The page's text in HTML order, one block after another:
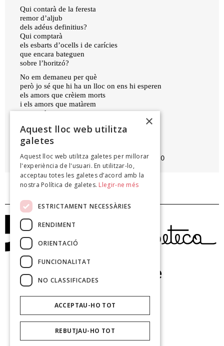
Qui contarà de la feresta
remor d’aljub
dels adéus definitius?
Qui comptarà
els esbarts d’ocells i de carícies
que encara bateguen
sobre l’horitzó?
No em demaneu per què
però jo sé que hi ha un lloc on ens hi esperen
els amors que crèiem morts
i els amors que matàrem
ens perdonen
Guillem d'Efak. Selecció de Cançons (CD), 2010
×
Aquest lloc web utilitza
galetes
Aquest lloc web utilitza galetes per millorar
l'experiència de l'usuari. En utilitzar-lo,
acceptau totes les galetes d’acord amb la
nostra Política de galetes. Llegir-ne més
ESTRICTAMENT NECESSÀRIES
RENDIMENT
ORIENTACIÓ
FUNCIONALITAT
NO CLASSIFICADES
ACCEPTAU-HO TOT
REBUTJAU-HO TOT